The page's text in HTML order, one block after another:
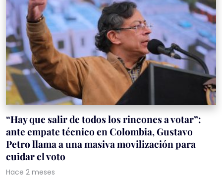
“Hay que salir de todos los rincones a votar”:
ante empate técnico en Colombia, Gustavo
Petro llama a una masiva movilización para
cuidar el voto
Hace 2 meses